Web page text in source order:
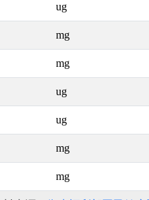
ug
mg
mg
ug
ug
mg
mg